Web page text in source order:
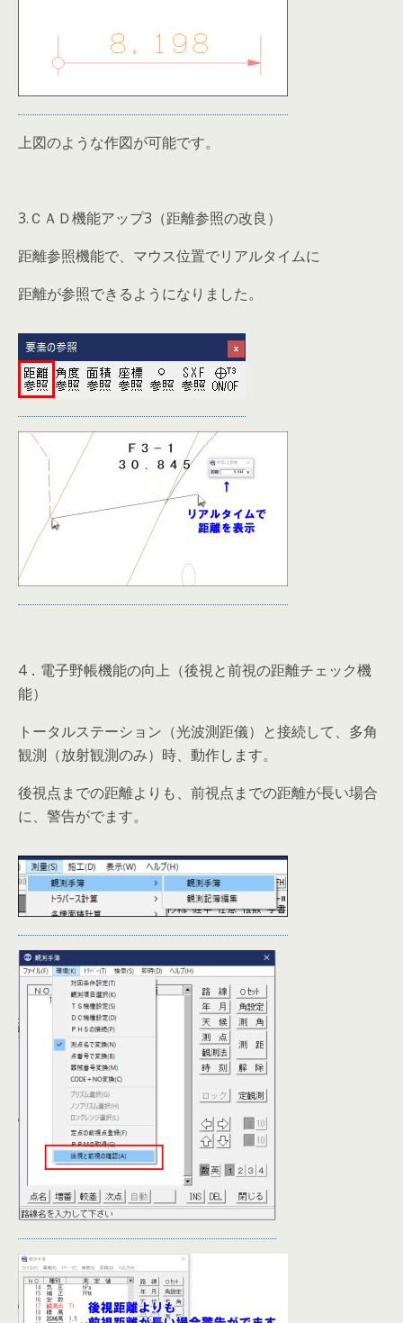
上図のような作図が可能です。
3.ＣＡＤ機能アップ3（距離参照の改良）
距離参照機能で、マウス位置でリアルタイムに
距離が参照できるようになりました。
4．電子野帳機能の向上（後視と前視の距離チェック機
能）
トータルステーション（光波測距儀）と接続して、多角
観測（放射観測のみ）時、動作します。
後視点までの距離よりも、前視点までの距離が長い場合
に、警告がでます。